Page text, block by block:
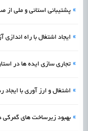
» پشتیبانی استانی و ملی از
» ایجاد اشتغال با راه
» تجاری سازی ایده ها در
» اشتغال و ارز آوری با
» بهبود زیرساخت‌ های گمرکی